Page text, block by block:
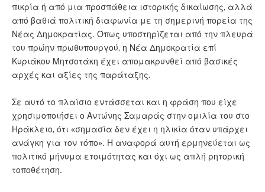
πικρία ή από μια προσπάθεια ιστορικής δικαίωσης, αλλά
από βαθιά πολιτική διαφωνία με τη σημερινή πορεία της
Νέας Δημοκρατίας. Όπως υποστηρίζεται από την πλευρά
του πρώην πρωθυπουργού, η Νέα Δημοκρατία επί
Κυριάκου Μητσοτάκη έχει απομακρυνθεί από βασικές
αρχές και αξίες της παράταξης.
Σε αυτό το πλαίσιο εντάσσεται και η φράση που είχε
χρησιμοποιήσει ο Αντώνης Σαμαράς στην ομιλία του στο
Ηράκλειο, ότι «σημασία δεν έχει η ηλικία όταν υπάρχει
ανάγκη για τον τόπο». Η αναφορά αυτή ερμηνεύεται ως
πολιτικό μήνυμα ετοιμότητας και όχι ως απλή ρητορική
τοποθέτηση.